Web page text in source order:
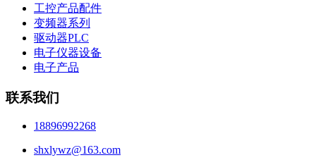
工控产品配件
变频器系列
驱动器PLC
电子仪器设备
电子产品
联系我们
18896992268
shxlywz@163.com